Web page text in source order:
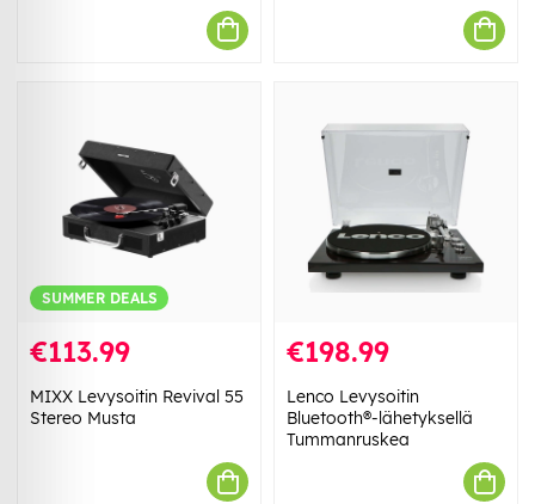
SUMMER DEALS
€113.99
MIXX Levysoitin Revival 55
Stereo Musta
€198.99
Lenco Levysoitin
Bluetooth®-lähetyksellä
Tummanruskea